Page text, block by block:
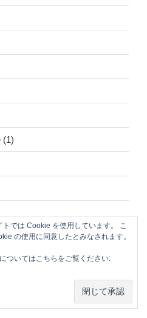
(1)
では Cookie を使用しています。 こ
の使用に同意したとみなされます。
ついてはこちらをご覧ください: